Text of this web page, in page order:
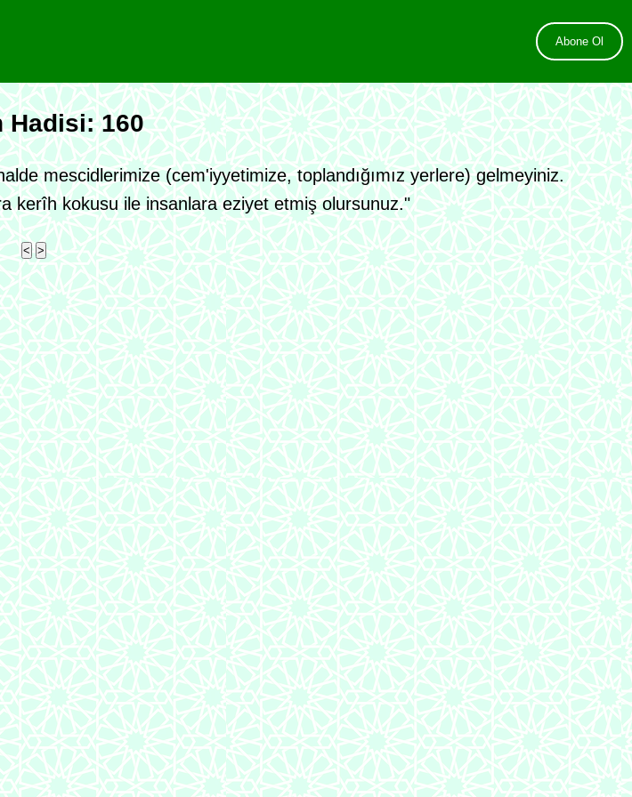
Abone Ol
Hadisi: 160
mescidlerimize (cem'iyyetimize, toplandığımız yerlere) gelmeyiniz.
kerîh kokusu ile insanlara eziyet etmiş olursunuz."
< >